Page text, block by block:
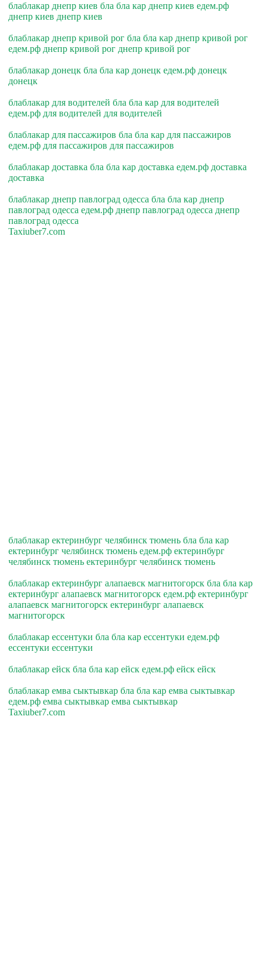
блаблакар днепр киев бла бла кар днепр киев едем.рф
днепр киев днепр киев
блаблакар днепр кривой рог бла бла кар днепр кривой рог
едем.рф днепр кривой рог днепр кривой рог
блаблакар донецк бла бла кар донецк едем.рф донецк
донецк
блаблакар для водителей бла бла кар для водителей
едем.рф для водителей для водителей
блаблакар для пассажиров бла бла кар для пассажиров
едем.рф для пассажиров для пассажиров
блаблакар доставка бла бла кар доставка едем.рф доставка
доставка
блаблакар днепр павлоград одесса бла бла кар днепр
павлоград одесса едем.рф днепр павлоград одесса днепр
павлоград одесса
Taxiuber7.com
блаблакар ектеринбург челябинск тюмень бла бла кар
ектеринбург челябинск тюмень едем.рф ектеринбург
челябинск тюмень ектеринбург челябинск тюмень
блаблакар ектеринбург алапаевск магнитогорск бла бла кар
ектеринбург алапаевск магнитогорск едем.рф ектеринбург
алапаевск магнитогорск ектеринбург алапаевск
магнитогорск
блаблакар ессентуки бла бла кар ессентуки едем.рф
ессентуки ессентуки
блаблакар ейск бла бла кар ейск едем.рф ейск ейск
блаблакар емва сыктывкар бла бла кар емва сыктывкар
едем.рф емва сыктывкар емва сыктывкар
Taxiuber7.com